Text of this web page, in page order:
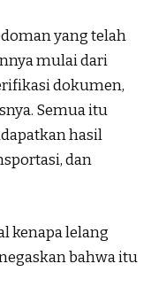
yang telah
mulai dari
dokumen,
Semua itu
hasil
dan
kenapa lelang
bahwa itu